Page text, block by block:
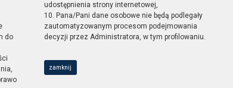
do
udostępnienia strony internetowej,
10. Pana/Pani dane osobowe nie będą podlegały
zautomatyzowanym procesom podejmowania
decyzji przez Administratora, w tym profilowaniu.
zamknij